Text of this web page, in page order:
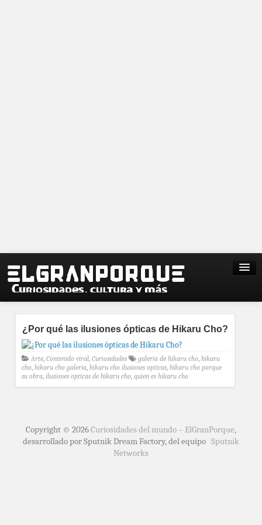
¿Por qué las ilusiones ópticas de Hikaru Cho?
Arte, Contenido viral, Curiosidades galeria de hikaru cho, hikaru
cho, hikaru cho galeria, hikaru cho ilusiones opticas, hikaru cho porque
su obra, ilusiones opticas de hikaru cho, quien es hikaru cho
Copyright © 2026Curiosidades del mundo – ElGranPorque,
desarrollado por Sputnik Dream Factory, del equipo Sputnik
Networks